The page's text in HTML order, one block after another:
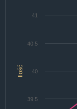
Ilość
39.5
40
40.5
41